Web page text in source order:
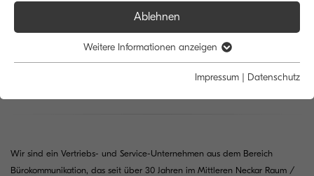
Herzlich willkommen bei SANDER
Bürokommunikation.
Wir sind ein Vertriebs- und Service-Unternehmen aus dem Bereich
Bürokommunikation, das seit über 30 Jahren im Mittleren Neckar Raum /
Ablehnen
Weitere Informationen anzeigen
Impressum | Datenschutz